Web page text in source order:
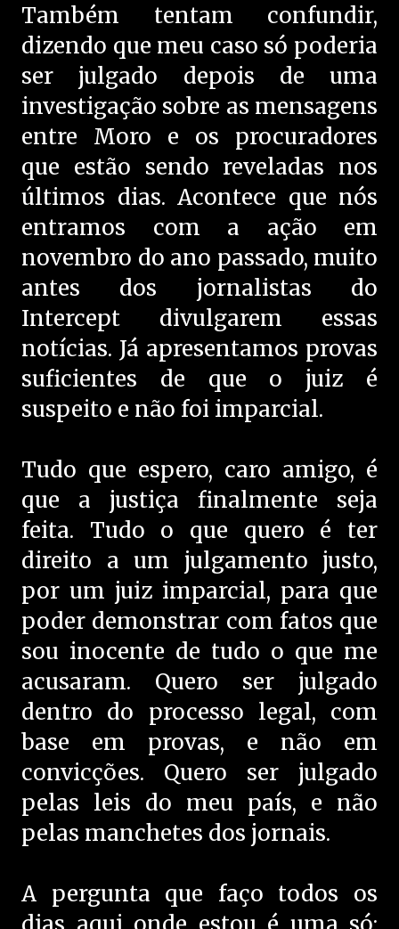
Também tentam confundir,
dizendo que meu caso só poderia
ser julgado depois de uma
investigação sobre as mensagens
entre Moro e os procuradores
que estão sendo reveladas nos
últimos dias. Acontece que nós
entramos com a ação em
novembro do ano passado, muito
antes dos jornalistas do
Intercept divulgarem essas
notícias. Já apresentamos provas
suficientes de que o juiz é
suspeito e não foi imparcial.
Tudo que espero, caro amigo, é
que a justiça finalmente seja
feita. Tudo o que quero é ter
direito a um julgamento justo,
por um juiz imparcial, para que
poder demonstrar com fatos que
sou inocente de tudo o que me
acusaram. Quero ser julgado
dentro do processo legal, com
base em provas, e não em
convicções. Quero ser julgado
pelas leis do meu país, e não
pelas manchetes dos jornais.
A pergunta que faço todos os